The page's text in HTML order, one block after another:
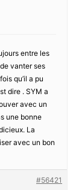
entre les
vanter ses
qu’il a pu
dire . SYM a
avec un
une bonne
La
avec un bon
#56421